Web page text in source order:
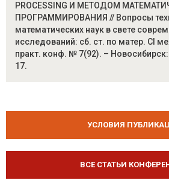
PROCESSING И МЕТОДОМ
ПРОГРАММИРОВАНИЯ // Вопросы
математических наук в свете
исследований: сб. ст. по матер. CI
практ. конф. № 7(92). –
17.
УСЛОВИЯ
ВСЕ СТАТЬИ